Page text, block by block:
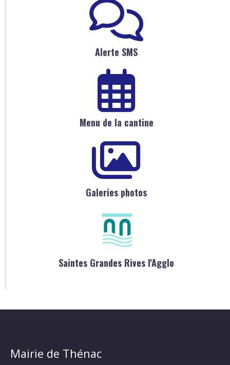
Alerte SMS
Menu de la cantine
Galeries photos
Saintes Grandes Rives l'Agglo
Mairie de Thénac